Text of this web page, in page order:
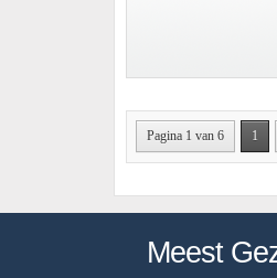
Pagina 1 van 6 1
Meest